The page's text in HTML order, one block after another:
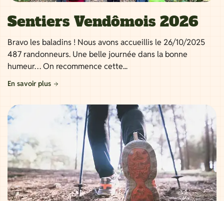
Sentiers Vendômois 2026
Bravo les baladins ! Nous avons accueillis le 26/10/2025
487 randonneurs. Une belle journée dans la bonne
humeur… On recommence cette...
En savoir plus